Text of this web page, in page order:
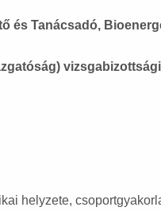
és Tanácsadó,
helyzete,